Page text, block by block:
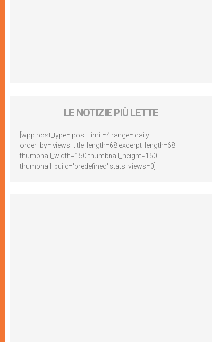
LE NOTIZIE PIÙ LETTE
[wpp post_type='post' limit=4 range='daily'
order_by='views' title_length=68 excerpt_length=68
thumbnail_width=150 thumbnail_height=150
thumbnail_build='predefined' stats_views=0]